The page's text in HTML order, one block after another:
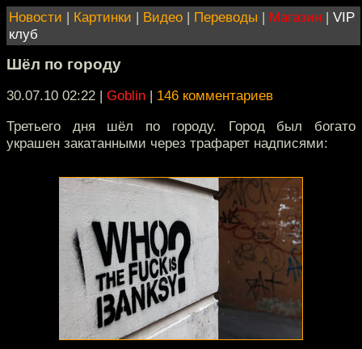
Новости | Картинки | Видео | Переводы | Магазин | VIP
клуб
Шёл по городу
30.07.10 02:22 | Goblin | 146 комментариев
Третьего дня шёл по городу. Город был богато
украшен закатанными через трафарет надписями: